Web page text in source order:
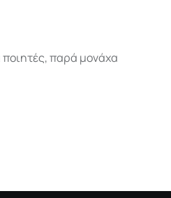
ποιητές, παρά μονάχα